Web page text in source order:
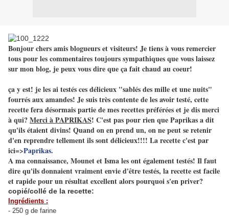
Bonjour chers amis blogueurs et visiteurs! Je tiens à vous remercier
tous pour les commentaires toujours sympathiques que vous laissez
sur mon blog, je peux vous dire que ça fait chaud au coeur!
ça y est! je les ai testés ces délicieux "sablés des mille et une nuits"
fourrés aux amandes! Je suis très contente de les avoir testé, cette
recette fera désormais partie de mes recettes préférées et je dis merci
à qui?Merci à PAPRIKAS! C'est pas pour rien que Paprikas a dit
qu'ils étaient divins! Quand on en prend un, on ne peut se retenir
d'en reprendre tellement ils sont délicieux!!!! La recette c'est par
ici=>Paprikas.
A ma connaissance, Mounet et Isma les ont également testés! Il faut
dire qu'ils donnaient vraiment envie d'être testés, la recette est facile
et rapide pour un résultat excellent alors pourquoi s'en priver?
copié/collé de la recette:
Ingrédients :
- 250 g de farine